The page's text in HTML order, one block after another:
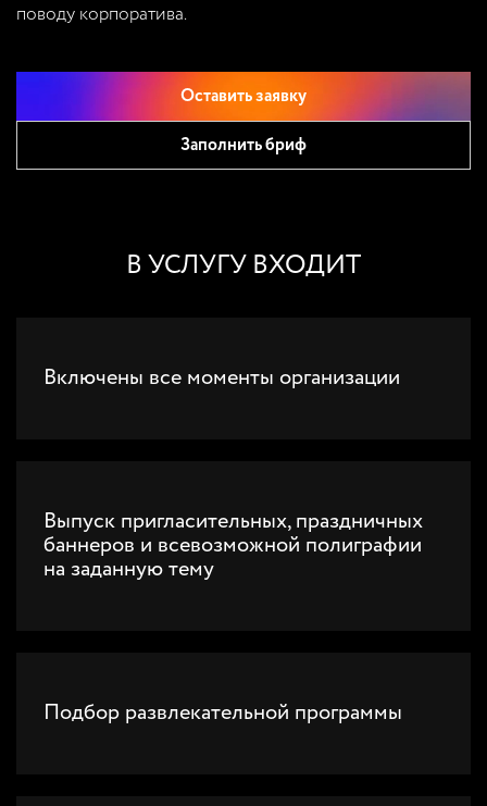
поводу корпоратива.
Оставить заявку
Заполнить бриф
В УСЛУГУ ВХОДИТ
Включены все моменты организации
Выпуск пригласительных, праздничных
баннеров и всевозможной полиграфии
на заданную тему
Подбор развлекательной программы